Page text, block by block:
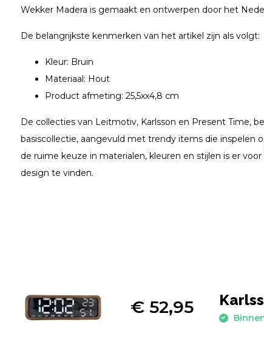
Wekker Madera is gemaakt en ontwerpen door het
De belangrijkste kenmerken van het artikel zijn als volgt:
Kleur: Bruin
Materiaal: Hout
Product afmeting: 25,5xx4,8 cm
De collecties van Leitmotiv, Karlsson en Present Time,
basiscollectie, aangevuld met trendy items die inspelen
de ruime keuze in materialen, kleuren en stijlen is er
design te vinden.
€ 52,95